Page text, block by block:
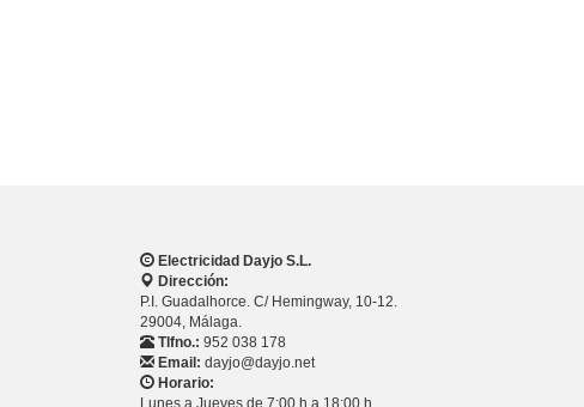
Electricidad Dayjo S.L.
Dirección:
P.I. Guadalhorce. C/ Hemingway, 10-12.
29004, Málaga.
Tlfno.: 952 038 178
Email: dayjo@dayjo.net
Horario: